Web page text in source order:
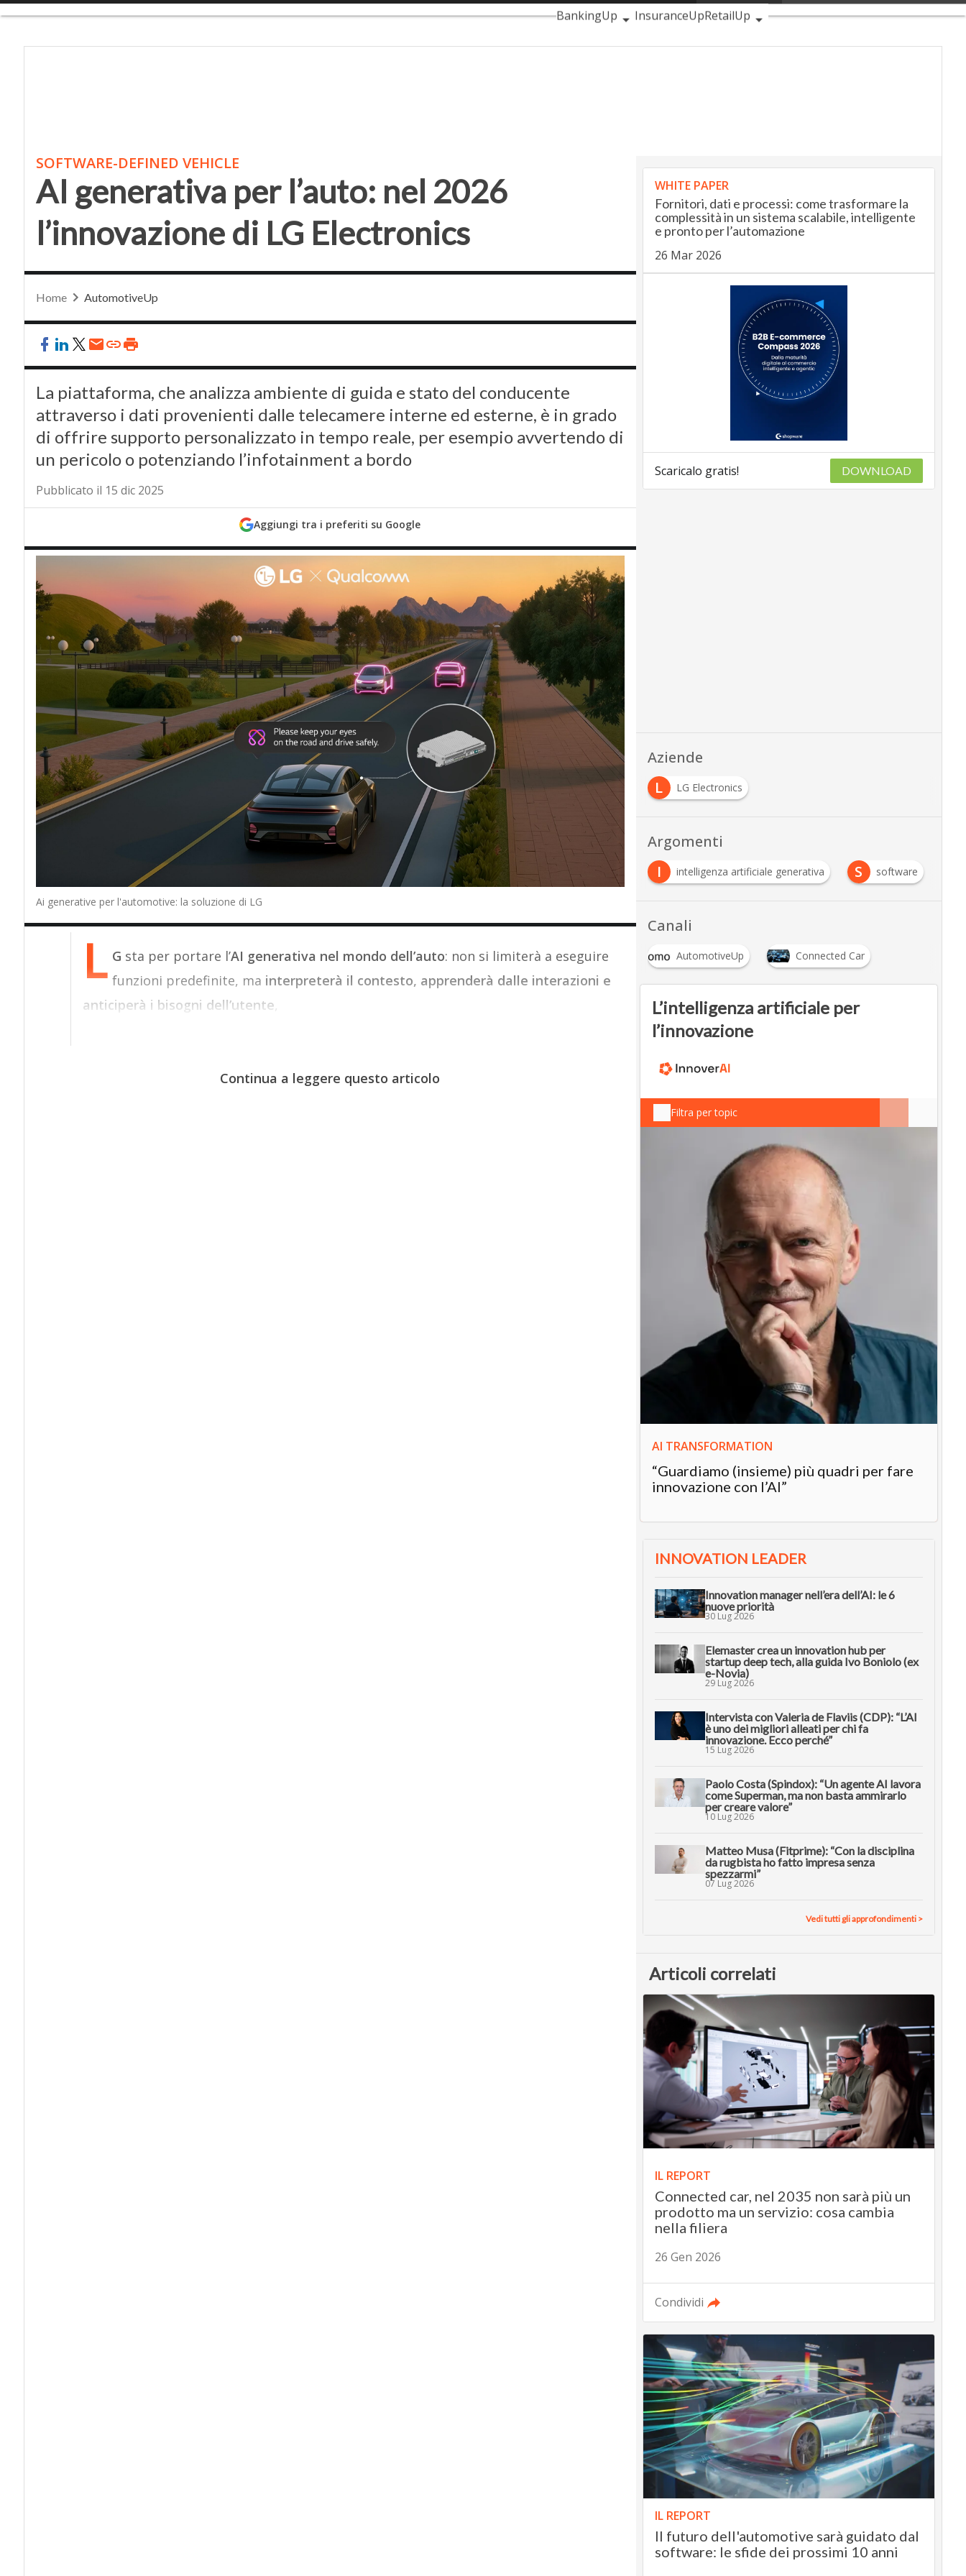
Aggiungi tra i preferiti su Google
I nostri servizi
Menu AI generativa per l’auto: nel 2026 l’innovazione di LG ElectronicsUltimi articoliAutomotiveUp
BankingUp
InsuranceUpRetailUp
SOFTWARE-DEFINED VEHICLE
AI generativa per l’auto: nel 2026
l’innovazione di LG Electronics
Home AutomotiveUp
La piattaforma, che analizza ambiente di guida e stato del conducente
attraverso i dati provenienti dalle telecamere interne ed esterne, è in grado
di offrire supporto personalizzato in tempo reale, per esempio avvertendo di
un pericolo o potenziando l’infotainment a bordo
Pubblicato il 15 dic 2025
Aggiungi tra i preferiti su Google
Ai generative per l'automotive: la soluzione di LG
L G sta per portare l’AI generativa nel mondo dell’auto: non si limiterà a eseguire
funzioni predefinite, ma interpreterà il contesto, apprenderà dalle interazioni e
anticiperà i bisogni dell’utente,
Continua a leggere questo articolo
WHITE PAPER
Fornitori, dati e processi: come trasformare la
complessità in un sistema scalabile, intelligente
e pronto per l’automazione
26 Mar 2026
Scaricalo gratis! DOWNLOAD
Aziende
L
LG Electronics
Argomenti
I
intelligenza artificiale generativa S software
Canali
AutomotiveUp Connected Car
L’intelligenza artificiale per
l’innovazione
Filtra per topic
AI TRANSFORMATION
“Guardiamo (insieme) più quadri per fare
innovazione con l’AI”
INNOVATION LEADER
Innovation manager nell’era dell’AI: le 6
nuove priorità
30 Lug 2026
Elemaster crea un innovation hub per
startup deep tech, alla guida Ivo Boniolo (ex
e-Novia)
29 Lug 2026
Intervista con Valeria de Flaviis (CDP): “L’AI
è uno dei migliori alleati per chi fa
innovazione. Ecco perché”
15 Lug 2026
Paolo Costa (Spindox): “Un agente AI lavora
come Superman, ma non basta ammirarlo
per creare valore”
10 Lug 2026
Matteo Musa (Fitprime): “Con la disciplina
da rugbista ho fatto impresa senza
spezzarmi”
07 Lug 2026
Vedi tutti gli approfondimenti >
Articoli correlati
IL REPORT
Connected car, nel 2035 non sarà più un
prodotto ma un servizio: cosa cambia
nella filiera
26 Gen 2026
Condividi
IL REPORT
Il futuro dell'automotive sarà guidato dal
software: le sfide dei prossimi 10 anni